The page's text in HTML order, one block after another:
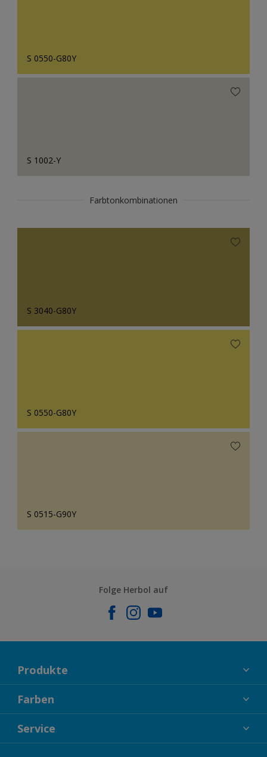
S 0550-G80Y
S 1002-Y
Farbtonkombinationen
S 3040-G80Y
S 0550-G80Y
S 0515-G90Y
Folge Herbol auf
Produkte
FASSADENFARBEN
INNENFARBEN
LACKE
Farben
KOLLEKTIONEN
FARBTRENDS
Service